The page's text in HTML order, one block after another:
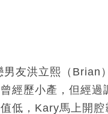
友洪立熙（Brian
經歷小產，但經
低，Kary馬上開腔